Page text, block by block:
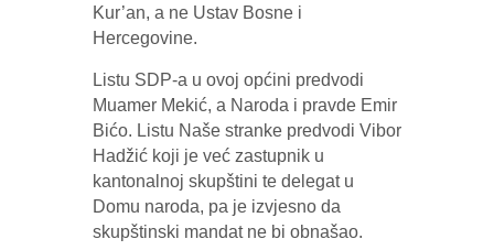
Kur’an, a ne Ustav Bosne i
Hercegovine.
Listu SDP-a u ovoj općini predvodi
Muamer Mekić, a Naroda i pravde Emir
Bićo. Listu Naše stranke predvodi Vibor
Hadžić koji je već zastupnik u
kantonalnoj skupštini te delegat u
Domu naroda, pa je izvjesno da
skupštinski mandat ne bi obnašao.